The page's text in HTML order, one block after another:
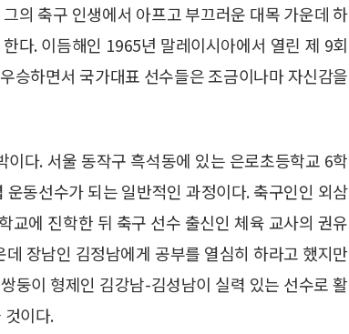
의 축구 인생에서 아프고 부끄러운 대목 가운데 하
다. 이듬해인 1965년 말레이시아에서 열린 제 9회
승하면서 국가대표 선수들은 조금이나마 자신감을
다. 서울 동작구 흑석동에 있는 은로초등학교 6학
동선수가 되는 일반적인 과정이다. 축구인인 외삼
교에 진학한 뒤 축구 선수 출신인 체육 교사의 권유
장남인 김정남에게 공부를 열심히 하라고 했지만
둥이 형제인 김강남-김성남이 실력 있는 선수로 활
것이다.